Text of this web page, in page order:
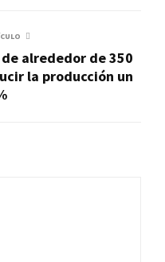
alrededor de 350
la producción un